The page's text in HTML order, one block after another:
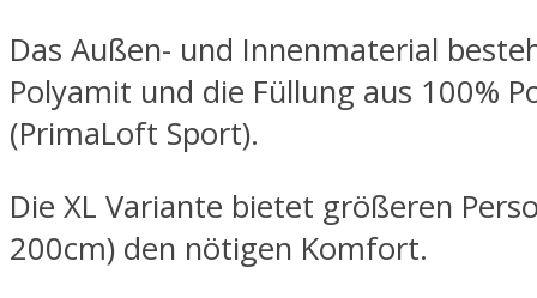
Das Außen- und Innenmaterial
Polyamit und die Füllung aus 100%
(PrimaLoft Sport).
Die XL Variante bietet größeren
200cm) den nötigen Komfort.